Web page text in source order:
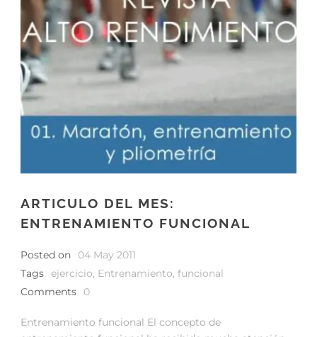
ARTICULO DEL MES:
ENTRENAMIENTO FUNCIONAL
Posted on
04 May 2011
Tags ejercicio, Entrenamiento, funcional
Comments
0
Entrenamiento funcional El concepto de